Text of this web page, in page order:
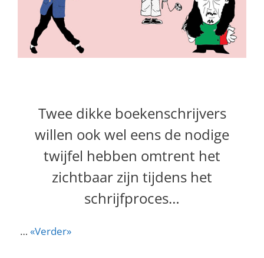
Twee dikke boekenschrijvers
willen ook wel eens de nodige
twijfel hebben omtrent het
zichtbaar zijn tijdens het
schrijfproces…
… «Verder»